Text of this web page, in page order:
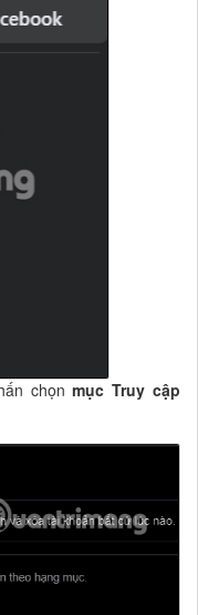
chọnmục Truy cập